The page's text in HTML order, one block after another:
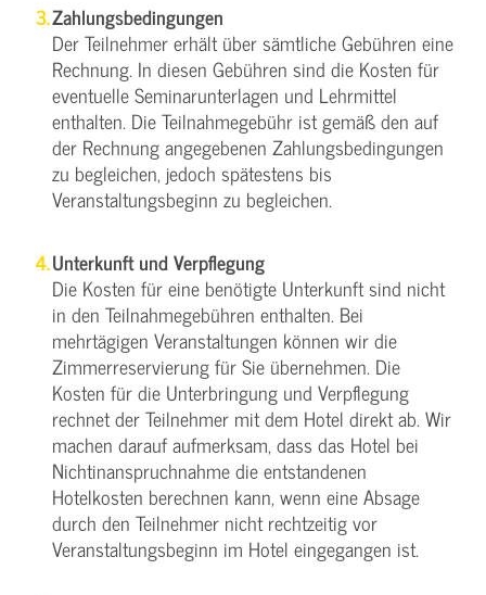
Zahlungsbedingungen
Der Teilnehmer erhält über sämtliche Gebühren eine
Rechnung. In diesen Gebühren sind die Kosten für
eventuelle Seminarunterlagen und Lehrmittel
enthalten. Die Teilnahmegebühr ist gemäß den auf
der Rechnung angegebenen Zahlungsbedingungen
zu begleichen, jedoch spätestens bis
Veranstaltungsbeginn zu begleichen.
Unterkunft und Verpflegung
Die Kosten für eine benötigte Unterkunft sind nicht
in den Teilnahmegebühren enthalten. Bei
mehrtägigen Veranstaltungen können wir die
Zimmerreservierung für Sie übernehmen. Die
Kosten für die Unterbringung und Verpflegung
rechnet der Teilnehmer mit dem Hotel direkt ab. Wir
machen darauf aufmerksam, dass das Hotel bei
Nichtinanspruchnahme die entstandenen
Hotelkosten berechnen kann, wenn eine Absage
durch den Teilnehmer nicht rechtzeitig vor
Veranstaltungsbeginn im Hotel eingegangen ist.